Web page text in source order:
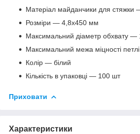
Матеріал майданчики для стяжки
Розміри — 4,8х450 мм
Максимальний діаметр обхвату
Максимальний межа міцності
Колір — білий
Кількість в упаковці — 100 шт
Приховати
Характеристики